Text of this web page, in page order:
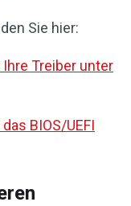
Sie hier:
Ihre Treiber unter
BIOS/UEFI